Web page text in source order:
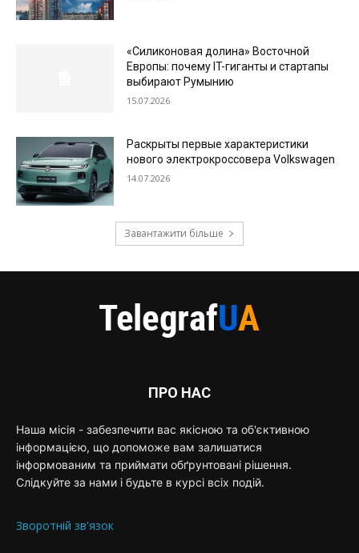
«Силиконовая долина» Восточной
Европы: почему IT-гиганты и стартапы
выбирают Румынию
15.07.2026
Раскрыты первые характеристики
нового электрокроссовера Volkswagen
14.07.2026
Завантажити більше
ПРО НАС
Наша місія - забезпечити вас якісною та об'єктивною
інформацією, що допоможе вам залишатися
інформованим та приймати обґрунтовані рішення.
Слідкуйте за нами і будьте в курсі всіх подій.
Зворотній зв'язок